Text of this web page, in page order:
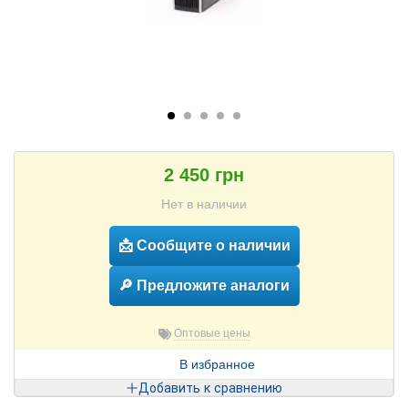
2 450 грн
Нет в наличии
📩 Сообщите о наличии
🔎 Предложите аналоги
Оптовые цены
В избранное
Добавить к сравнению